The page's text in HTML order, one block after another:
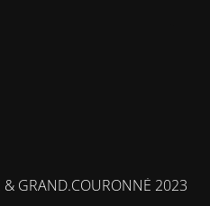
& GRAND.COURONNÉ 2023